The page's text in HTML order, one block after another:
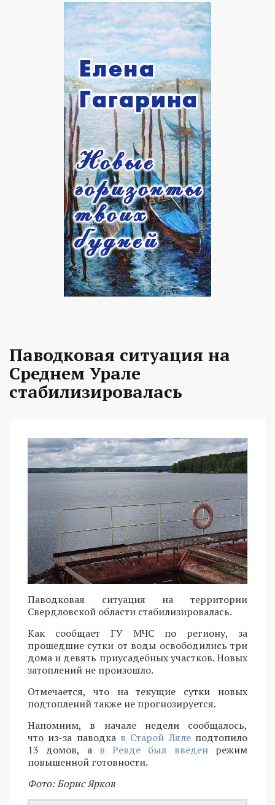
Паводковая ситуация на
Среднем Урале
стабилизировалась
Паводковая ситуация на территории
Свердловской области стабилизировалась.
Как сообщает ГУ МЧС по региону, за
прошедшие сутки от воды освободились три
дома и девять приусадебных участков. Новых
затоплений не произошло.
Отмечается, что на текущие сутки новых
подтоплений также не прогнозируется.
Напомним, в начале недели сообщалось,
что из-за паводка в Старой Лялеподтопило
13 домов, а в Ревде был введенрежим
повышенной готовности.
Фото: Борис Ярков